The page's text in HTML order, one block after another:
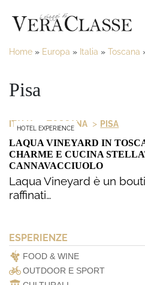
Home » Europa » Italia » Toscana
Pisa
HOTEL EXPERIENCE
ITALIA > TOSCANA > PISA
LAQUA VINEYARD IN
CHARME E CUCINA
CANNAVACCIUOLO
Laqua Vineyard è un
raffinati…
ESPERIENZE
FOOD & WINE
OUTDOOR E SPORT